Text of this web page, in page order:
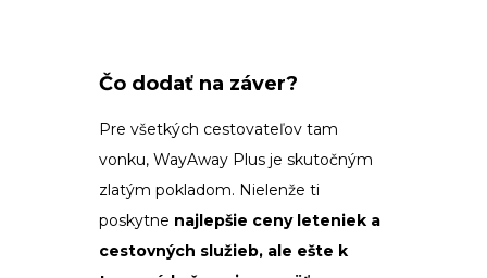
Čo dodať na záver?
Pre všetkých cestovateľov tam
vonku, WayAway Plus je skutočným
zlatým pokladom. Nielenže ti
poskytne najlepšie ceny leteniek a
cestovných služieb, ale ešte k